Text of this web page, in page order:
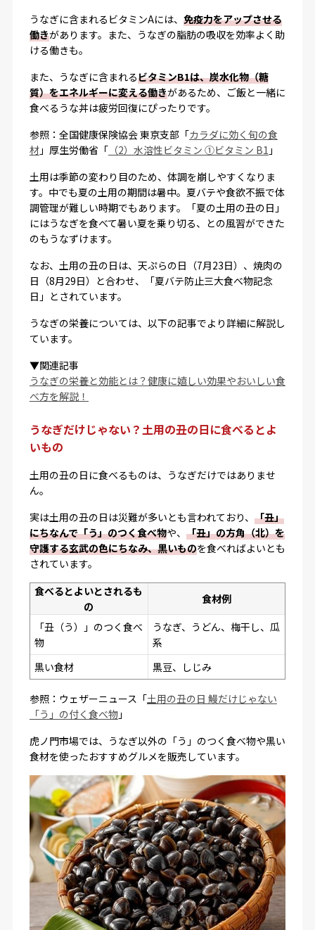
うなぎに含まれるビタミンAには、 免疫力をアップさせる
働きがあります。また、うなぎの脂肪の吸収を効率よく助
ける働きも。
また、うなぎに含まれるビタミンB1は、炭水化物（糖
質）をエネルギーに変える働きがあるため、ご飯と一緒に
食べるうな丼は疲労回復にぴったりです。
参照：全国健康保険協会 東京支部「カラダに効く旬の食
材」厚生労働省「（2）水溶性ビタミン ①ビタミン B1 」
土用は季節の変わり目のため、体調を崩しやすくなりま
す。中でも夏の土用の期間は暑中。夏バテや食欲不振で体
調管理が難しい時期でもあります。「夏の土用の丑の日」
にはうなぎを食べて暑い夏を乗り切る、との風習ができた
のもうなずけます。
なお、土用の丑の日は、天ぷらの日（7月23日）、焼肉の
日（8月29日）と合わせ、「夏バテ防止三大食べ物記念
日」とされています。
うなぎの栄養については、以下の記事でより詳細に解説し
ています。
▼関連記事
うなぎの栄養と効能とは？健康に嬉しい効果やおいしい食
べ方を解説！
うなぎだけじゃない？土用の丑の日に食べるとよ
いもの
土用の丑の日に食べるものは、うなぎだけではありませ
ん。
実は土用の丑の日は災難が多いとも言われており、 「丑」
にちなんで「う」のつく食べ物や、 「丑」の方角（北）を
守護する玄武の色にちなみ、黒いものを食べればよいとも
されています。
食べるとよいとされるも
の
食材例
「丑（う）」のつく食べ
物
うなぎ、うどん、梅干し、瓜
系
黒い食材
黒豆、しじみ
参照：ウェザーニュース「土用の丑の日 鰻だけじゃない
「う」の付く食べ物」
虎ノ門市場では、うなぎ以外の「う」のつく食べ物や黒い
食材を使ったおすすめグルメを販売しています。